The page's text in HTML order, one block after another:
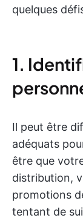
quelques
1.
Il peut être
adéquats
être que
distribution,
promotions
tentant de